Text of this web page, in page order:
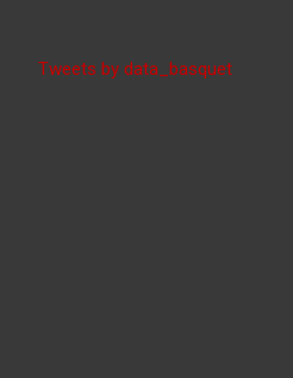
Tweets by data_basquet